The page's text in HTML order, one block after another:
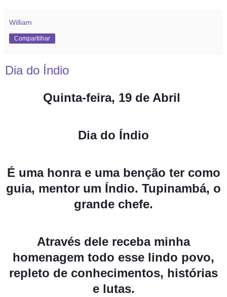
William
Compartilhar
Dia do Índio
Quinta-feira, 19 de Abril
Dia do Índio
É uma honra e uma benção ter como
guia, mentor um Índio. Tupinambá, o
grande chefe.
Através dele receba minha
homenagem todo esse lindo povo,
repleto de conhecimentos, histórias
e lutas.